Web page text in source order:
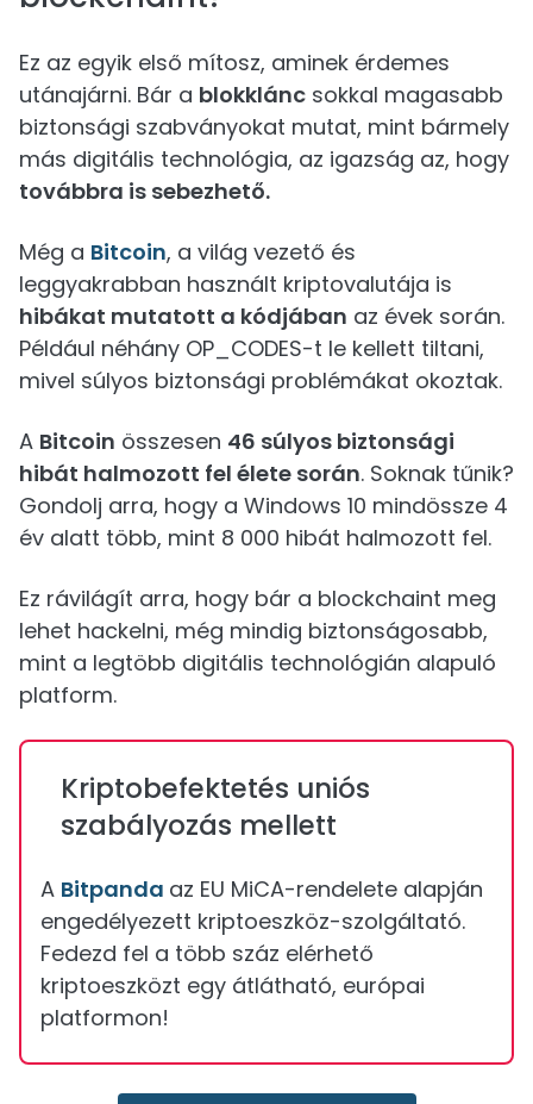
Ez az egyik első mítosz, aminek érdemes
utánajárni. Bár a blokklánc sokkal magasabb
biztonsági szabványokat mutat, mint bármely
más digitális technológia, az igazság az, hogy
továbbra is sebezhető.
Még a Bitcoin, a világ vezető és
leggyakrabban használt kriptovalutája is
hibákat mutatott a kódjában az évek során.
Például néhány OP_CODES-t le kellett tiltani,
mivel súlyos biztonsági problémákat okoztak.
A Bitcoin összesen 46 súlyos biztonsági
hibát halmozott fel élete során. Soknak tűnik?
Gondolj arra, hogy a Windows 10 mindössze 4
év alatt több, mint 8 000 hibát halmozott fel.
Ez rávilágít arra, hogy bár a blockchaint meg
lehet hackelni, még mindig biztonságosabb,
mint a legtöbb digitális technológián alapuló
platform.
Kriptobefektetés uniós
szabályozás mellett
A Bitpanda az EU MiCA-rendelete alapján
engedélyezett kriptoeszköz-szolgáltató.
Fedezd fel a több száz elérhető
kriptoeszközt egy átlátható, európai
platformon!